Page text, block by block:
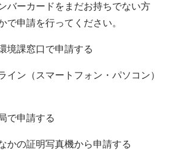
カードをまだお持ちでない方
で申請を行ってください。
窓口で申請する
スマートフォン・パソコン）
請する
明写真機から申請する